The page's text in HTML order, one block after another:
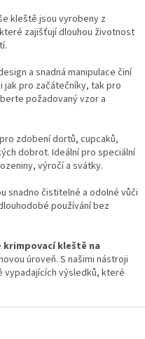
kleště jsou vyrobeny z
zajišťují dlouhou životnost
a snadná manipulace činí
jak pro začátečníky, tak pro
požadovaný vzor a
zdobení dortů, cupcaků,
dobrot. Ideální pro speciální
výročí a svátky.
snadno čistitelné a odolné vůči
používání bez
krimpovací kleště na
úroveň. S našimi nástroji
výsledků, které